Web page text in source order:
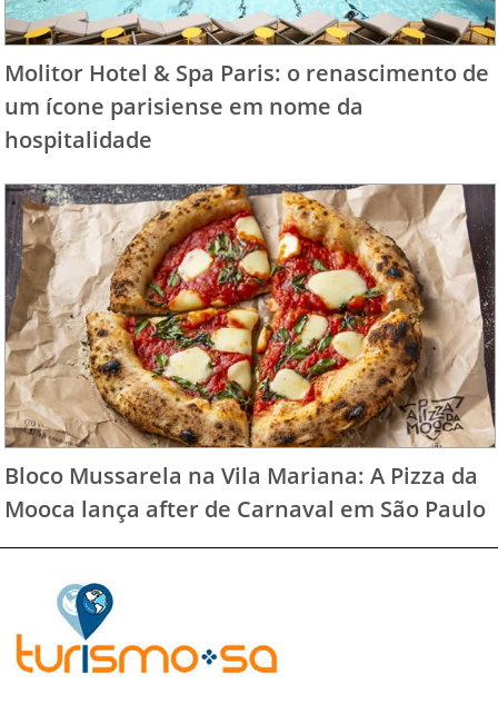
Molitor Hotel & Spa Paris: o renascimento de
um ícone parisiense em nome da
hospitalidade
Bloco Mussarela na Vila Mariana: A Pizza da
Mooca lança after de Carnaval em São Paulo